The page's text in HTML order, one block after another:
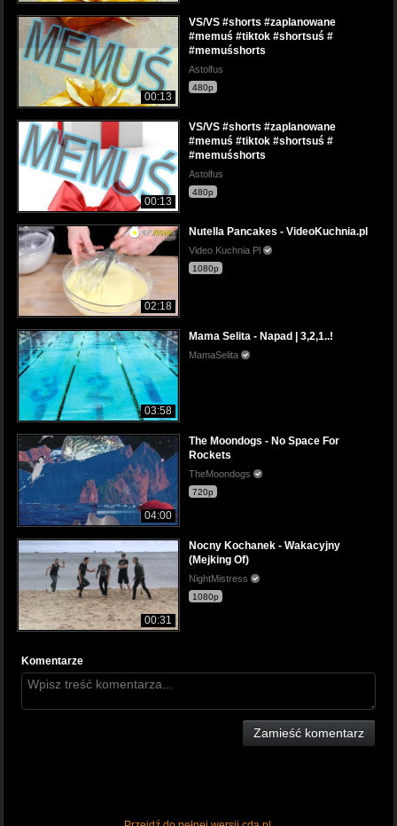
00:13
VS/VS #shorts #zaplanowane
#memuś #tiktok #shortsuś #
#memuśshorts
Astolfus
480p
00:13
VS/VS #shorts #zaplanowane
#memuś #tiktok #shortsuś #
#memuśshorts
Astolfus
480p
02:18
Nutella Pancakes - VideoKuchnia.pl
Video Kuchnia Pl
1080p
03:58
Mama Selita - Napad | 3,2,1..!
MamaSelita
04:00
The Moondogs - No Space For
Rockets
TheMoondogs
720p
00:31
Nocny Kochanek - Wakacyjny
(Mejking Of)
NightMistress
1080p
Komentarze
Zamieść komentarz